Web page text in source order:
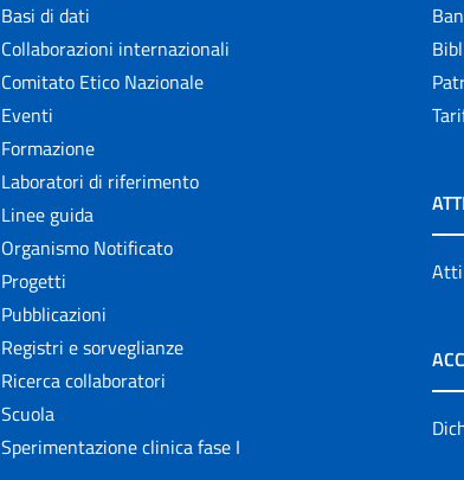
Basi di dati
Collaborazioni internazionali
Comitato Etico Nazionale
Eventi
Formazione
Laboratori di riferimento
Linee guida
Organismo Notificato
Progetti
Pubblicazioni
Registri e sorveglianze
Ricerca collaboratori
Scuola
Sperimentazione clinica fase I
Atti